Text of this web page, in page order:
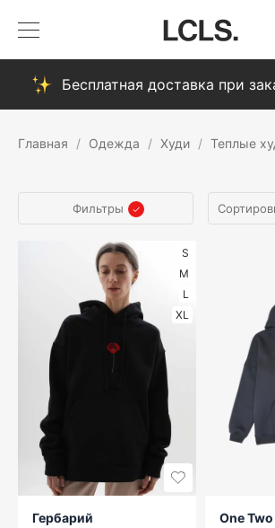
Бесплатная доставка при
Главная Одежда Худи Теплые
Фильтры
S
M
L
XL
Гербарий
One Two